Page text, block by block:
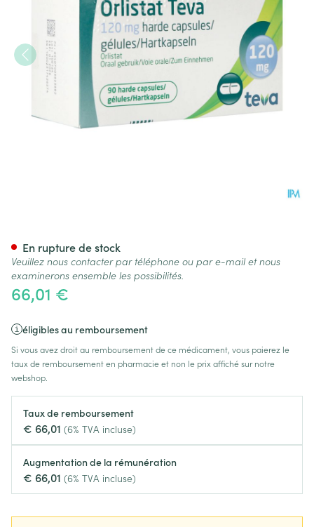
66,01 €
éligibles au remboursement
Si vous avez droit au remboursement de ce médicament, vous paierez le
taux de remboursement en pharmacie et non le prix affiché sur notre
webshop.
Taux de remboursement
€ 66,01 (6% TVA incluse)
Augmentation de la rémunération
€ 66,01 (6% TVA incluse)
En rupture de stock
Veuillez nous contacter par téléphone ou par e-mail et nous
examinerons ensemble les possibilités.